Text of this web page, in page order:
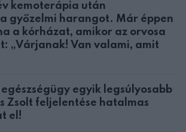
kemoterápia után
győzelmi harangot. Már éppen
a kórházat, amikor az orvosa
„Várjanak! Van valami, amit
egyik legsúlyosabb
Zsolt feljelentése hatalmas
el!